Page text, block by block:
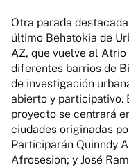
Otra parada
último Behatokia de
AZ, que vuelve al
diferentes barrios de
de investigación
abierto y participativo.
proyecto se centrará
ciudades originadas
Participarán Quinndy
Afrosesion; y José